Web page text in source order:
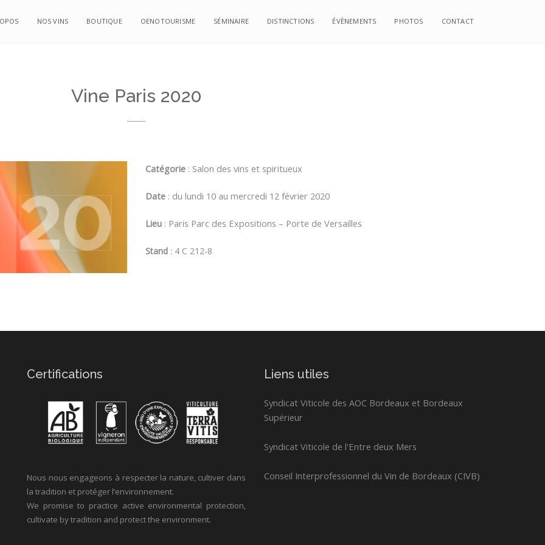
NOS VINS BOUTIQUE OENOTOURISME SÉMINAIRE DISTINCTIONS ÉVÈNEMENTS PHOTOS CONTACT
Vine Paris 2020
Catégorie : Salon des vins et spiritueux
Date : du lundi 10 au mercredi 12 février 2020
Lieu : Paris Parc des Expositions – Porte de Versailles
Stand : 4 C 212-8
Certifications
Nous nous engageons à respecter la nature, cultiver dans
la tradition et protéger l’environnement.
We promise to practice active environmental protection,
cultivate by tradition and protect the environment.
Liens utiles
Syndicat Viticole des AOC Bordeaux et Bordeaux
Supérieur
Syndicat Viticole de l'Entre deux Mers
Conseil Interprofessionnel du Vin de Bordeaux (CIVB)